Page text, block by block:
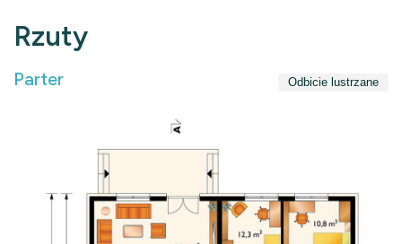
Rzuty
Parter Odbicie lustrzane